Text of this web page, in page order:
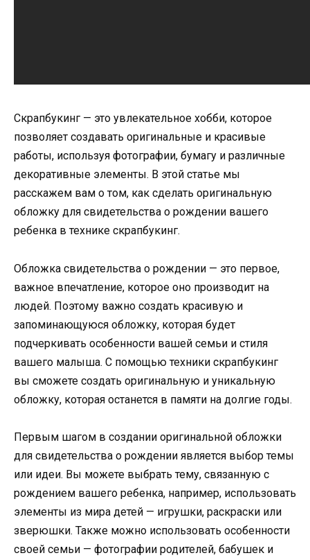
Скрапбукинг — это увлекательное хобби, которое
позволяет создавать оригинальные и красивые
работы, используя фотографии, бумагу и различные
декоративные элементы. В этой статье мы
расскажем вам о том, как сделать оригинальную
обложку для свидетельства о рождении вашего
ребенка в технике скрапбукинг.
Обложка свидетельства о рождении — это первое,
важное впечатление, которое оно производит на
людей. Поэтому важно создать красивую и
запоминающуюся обложку, которая будет
подчеркивать особенности вашей семьи и стиля
вашего малыша. С помощью техники скрапбукинг
вы сможете создать оригинальную и уникальную
обложку, которая останется в памяти на долгие годы.
Первым шагом в создании оригинальной обложки
для свидетельства о рождении является выбор темы
или идеи. Вы можете выбрать тему, связанную с
рождением вашего ребенка, например, использовать
элементы из мира детей — игрушки, раскраски или
зверюшки. Также можно использовать особенности
своей семьи — фотографии родителей, бабушек и